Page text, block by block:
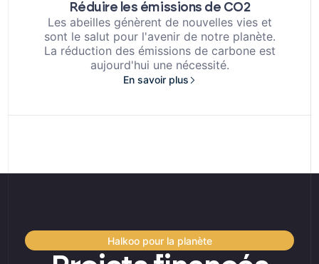
Réduire les émissions de CO2
Les abeilles génèrent de nouvelles vies et
sont le salut pour l'avenir de notre planète.
La réduction des émissions de carbone est
aujourd'hui une nécessité.
En savoir plus
Halkoo pour la planète